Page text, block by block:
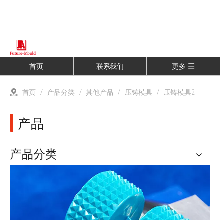
首页 联系我们 更多
首页 / 产品分类 / 其他产品 / 压铸模具 / 压铸模具2
产品
产品分类